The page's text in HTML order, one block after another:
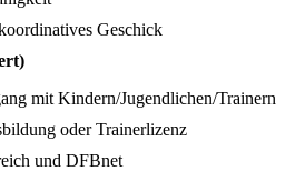
Geschick
mit Kindern/Jugendlichen/Trainern
oder Trainerlizenz
und DFBnet